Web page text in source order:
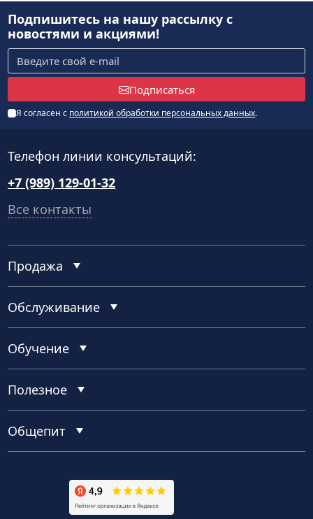
Подпишитесь на нашу рассылкус
новостями и акциями!
Подписаться
Я согласен с политикой обработки персональных данных.
Телефон линии консультаций:
+7 (989) 129-01-32
Все контакты
Продажа
Обслуживание
Обучение
Полезное
Общепит